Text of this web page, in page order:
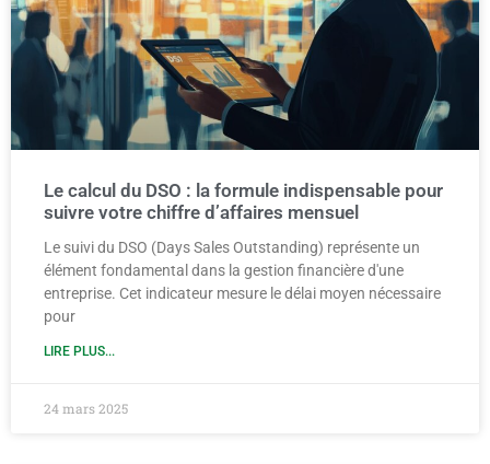
Le calcul du DSO : la formule indispensable pour
suivre votre chiffre d’affaires mensuel
Le suivi du DSO (Days Sales Outstanding) représente un
élément fondamental dans la gestion financière d'une
entreprise. Cet indicateur mesure le délai moyen nécessaire
pour
LIRE PLUS...
24 mars 2025